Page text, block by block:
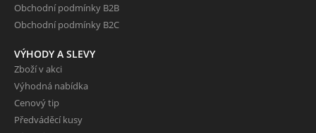
Obchodní podmínky B2B
Obchodní podmínky B2C
VÝHODY A SLEVY
Zboží v akci
Výhodná nabídka
Cenový tip
Předváděcí kusy